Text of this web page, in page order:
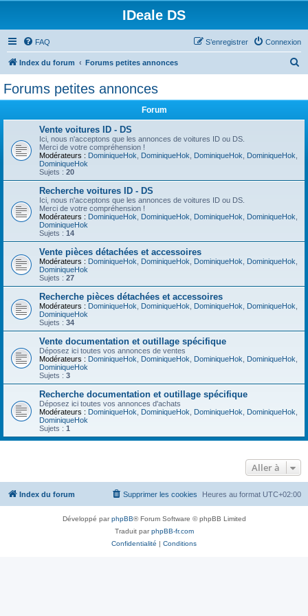
IDeale DS
FAQ Connexion
S’enregistrer
Index du forum Forums petites annonces
Forums petites annonces
Forum
Vente voitures ID - DS
Ici, nous n'acceptons que les annonces de voitures ID ou DS.
Merci de votre compréhension !
Modérateurs : DominiqueHok DominiqueHok DominiqueHok DominiqueHok
DominiqueHok
Sujets : 20
Recherche voitures ID - DS
Ici, nous n'acceptons que les annonces de voitures ID ou DS.
Merci de votre compréhension !
Modérateurs : DominiqueHok DominiqueHok DominiqueHok DominiqueHok
DominiqueHok
Sujets : 14
Vente pièces détachées et accessoires
Modérateurs : DominiqueHok DominiqueHok DominiqueHok DominiqueHok
DominiqueHok
Sujets : 27
Recherche pièces détachées et accessoires
Modérateurs : DominiqueHok DominiqueHok DominiqueHok DominiqueHok
DominiqueHok
Sujets : 34
Vente documentation et outillage spécifique
Déposez ici toutes vos annonces de ventes
Modérateurs : DominiqueHok DominiqueHok DominiqueHok DominiqueHok
DominiqueHok
Sujets : 3
Recherche documentation et outillage spécifique
Déposez ici toutes vos annonces d'achats
Modérateurs : DominiqueHok DominiqueHok DominiqueHok DominiqueHok
DominiqueHok
Sujets : 1
Aller à
Index du forum Heures au format UTC+02:00
Supprimer les cookies
Développé parphpBB® Forum Software © phpBB Limited
Traduit parphpBB-fr.com
Confidentialité | Conditions